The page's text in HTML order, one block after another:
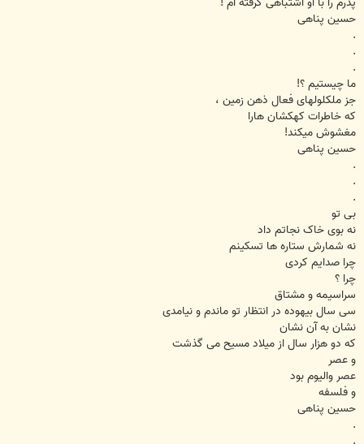
حسین پناهی
.
.
.
ما چیستیم ؟!
جز ملکلولهای فعال ذهن زمین ،
که خاطرات کهکشان هارا
مغشوش میکند!
حسین پناهی
.
.
.
بی تو
نه بوی خاک نجاتم داد
نه شمارش ستاره ها تسکینم
چرا صدایم کردی
چرا ؟
سراسیمه و مشتاق
سی سال بیهوده در انتظار تو ماندم و نیامدی
نشان به آن نشان
که دو هزار سال از میلاد مسیح می گذشت
و عصر
عصر والیوم بود
و فلسفه
حسین پناهی
.